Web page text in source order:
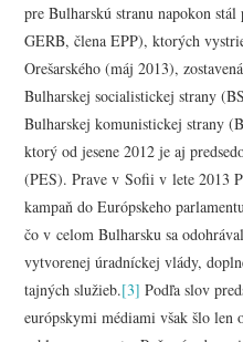
pre Bulharskú stranu napokon
GERB, člena EPP), ktorých
Orešarského (máj 2013),
Bulharskej socialistickej strany
Bulharskej komunistickej strany
ktorý od jesene 2012 je aj
(PES). Prave v Sofii v lete 2013
kampaň do Európskeho
čo v celom Bulharsku sa
vytvorenej úradníckej vlády,
tajných služieb.[3] Podľa slov
európskymi médiami však šlo len